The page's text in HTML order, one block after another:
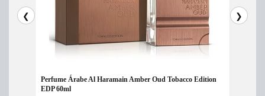
❮
Perfume Árabe Al Haramain Amber Oud Tobacco Edition
EDP 60ml
❯